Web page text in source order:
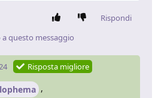
Rispondi
questo messaggio
Risposta migliore
,